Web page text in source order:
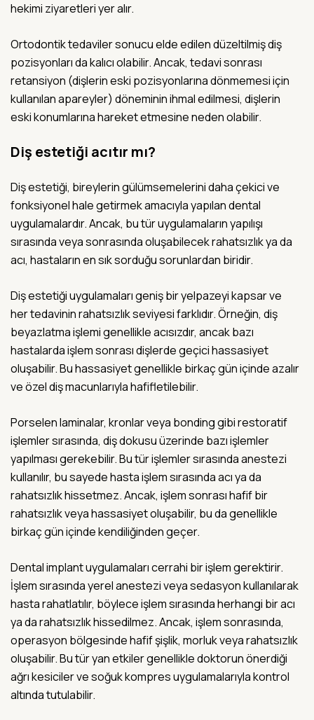
hekimi ziyaretleri yer alır.
Ortodontik tedaviler sonucu elde edilen düzeltilmiş diş
pozisyonları da kalıcı olabilir. Ancak, tedavi sonrası
retansiyon (dişlerin eski pozisyonlarına dönmemesi için
kullanılan apareyler) döneminin ihmal edilmesi, dişlerin
eski konumlarına hareket etmesine neden olabilir.
Diş estetiği acıtır mı?
Diş estetiği, bireylerin gülümsemelerini daha çekici ve
fonksiyonel hale getirmek amacıyla yapılan dental
uygulamalardır. Ancak, bu tür uygulamaların yapılışı
sırasında veya sonrasında oluşabilecek rahatsızlık ya da
acı, hastaların en sık sorduğu sorunlardan biridir.
Diş estetiği uygulamaları geniş bir yelpazeyi kapsar ve
her tedavinin rahatsızlık seviyesi farklıdır. Örneğin, diş
beyazlatma işlemi genellikle acısızdır, ancak bazı
hastalarda işlem sonrası dişlerde geçici hassasiyet
oluşabilir. Bu hassasiyet genellikle birkaç gün içinde azalır
ve özel diş macunlarıyla hafifletilebilir.
Porselen laminalar, kronlar veya bonding gibi restoratif
işlemler sırasında, diş dokusu üzerinde bazı işlemler
yapılması gerekebilir. Bu tür işlemler sırasında anestezi
kullanılır, bu sayede hasta işlem sırasında acı ya da
rahatsızlık hissetmez. Ancak, işlem sonrası hafif bir
rahatsızlık veya hassasiyet oluşabilir, bu da genellikle
birkaç gün içinde kendiliğinden geçer.
Dental implant uygulamaları cerrahi bir işlem gerektirir.
İşlem sırasında yerel anestezi veya sedasyon kullanılarak
hasta rahatlatılır, böylece işlem sırasında herhangi bir acı
ya da rahatsızlık hissedilmez. Ancak, işlem sonrasında,
operasyon bölgesinde hafif şişlik, morluk veya rahatsızlık
oluşabilir. Bu tür yan etkiler genellikle doktorun önerdiği
ağrı kesiciler ve soğuk kompres uygulamalarıyla kontrol
altında tutulabilir.